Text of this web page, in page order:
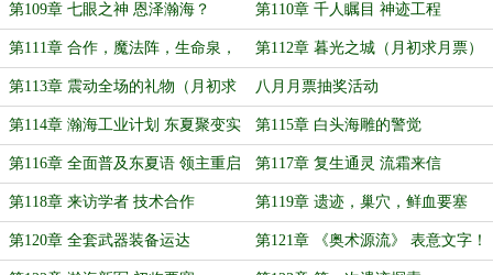
第109章 七眼之神 恩泽瀚海？ 第110章 千人瞩目 神迹工程
第111章 合作，魔法阵，生命泉，
新阶段
第112章 暮光之城（月初求月票）
第113章 震动全场的礼物（月初求
月票）
八月月票抽奖活动
第114章 瀚海工业计划 东夏聚变实
验
第115章 白头海雕的警觉
第116章 全面普及东夏语 领主重启
亡灵线
第117章 复生通灵 流霜来信
第118章 来访学者 技术合作 第119章 遗迹，巢穴，鲜血要塞
第120章 全套武器装备运达 第121章 《奥术源流》 表意文字！